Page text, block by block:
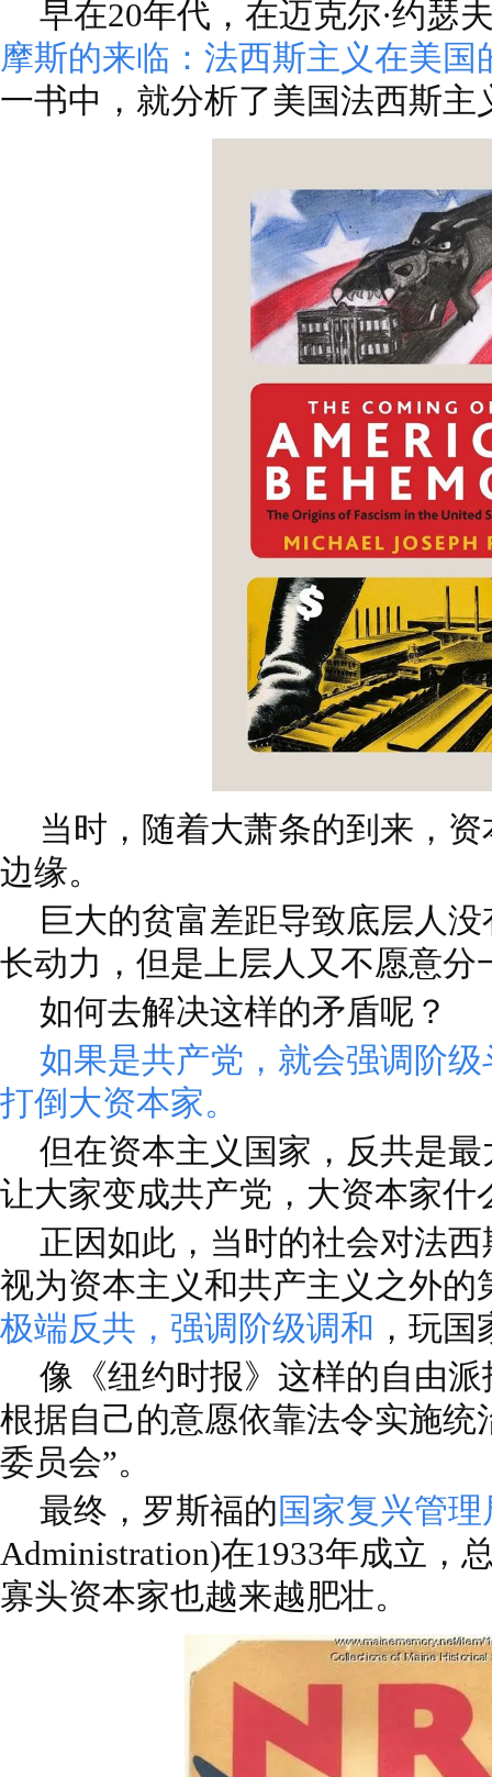
早在20年代，在迈克尔·约瑟
摩斯的来临：法西斯主义在美国
一书中，就分析了美国法西斯
当时，随着大萧条的到来，
边缘。
巨大的贫富差距导致底层人
长动力，但是上层人又不愿意分
如何去解决这样的矛盾呢？
如果是共产党，就会强调阶
打倒大资本家。
但在资本主义国家，反共是
让大家变成共产党，大资本家什
正因如此，当时的社会对法
视为资本主义和共产主义之外的
极端反共，强调阶级调和 ，玩
像《纽约时报》这样的自由
根据自己的意愿依靠法令实施统
委员会”。
最终，罗斯福的国家复兴管理
Administration)在1933年成立，
寡头资本家也越来越肥壮。